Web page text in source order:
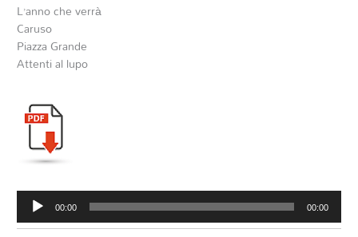
L’anno che verrà
Caruso
Piazza Grande
Attenti al lupo
Audio
Player
00:00 00:00